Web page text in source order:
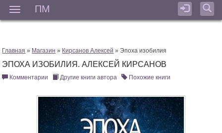
ПМ
Главная » Магазин » Кирсанов Алексей » Эпоха изобилия
ЭПОХА ИЗОБИЛИЯ. АЛЕКСЕЙ КИРСАНОВ
Комментарии Другие книги автора Похожие книги